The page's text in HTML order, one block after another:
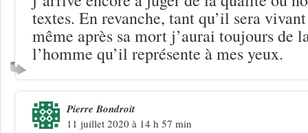
textes. En revanche, tant qu’il sera
même après sa mort j’aurai toujours de
l’homme qu’il représente à mes yeux.
Pierre Bondroit
11 juillet 2020 à 14 h 57 min